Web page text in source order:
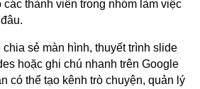
thành viên trong nhóm làm việc
chia sẻ màn hình, thuyết trình slide
hoặc ghi chú nhanh trên Google
có thể tạo kênh trò chuyện, quản lý